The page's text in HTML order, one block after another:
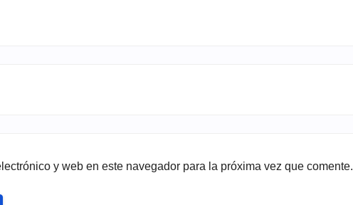
y web en este navegador para la próxima vez que comente.